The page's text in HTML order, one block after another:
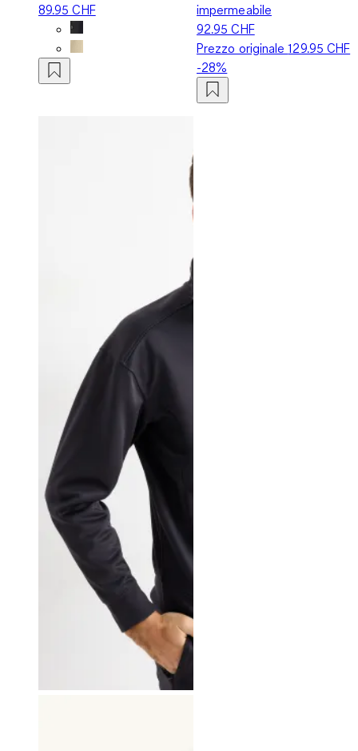
89.95 CHF
impermeabile
92.95 CHF
Prezzo originale129.95 CHF
-28%